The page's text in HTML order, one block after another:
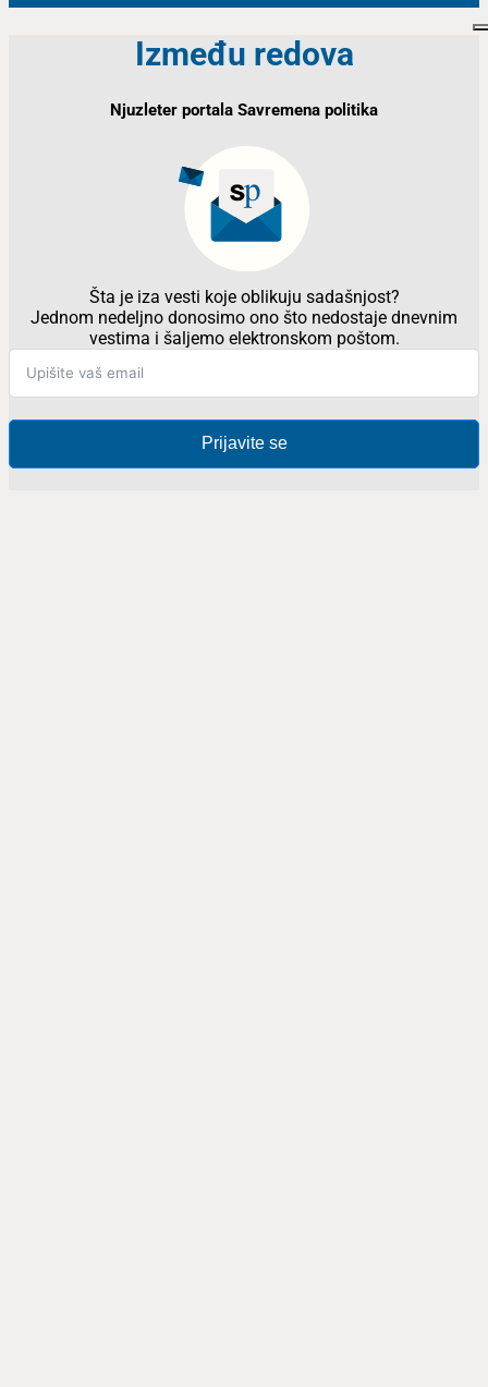
Između redova
Njuzleter portala Savremena politika
Šta je iza vesti koje oblikuju sadašnjost?
Jednom nedeljno donosimo ono što nedostaje dnevnim
vestima i šaljemo elektronskom poštom.
Prijavite se